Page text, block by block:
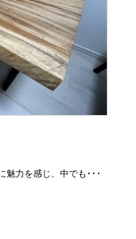
魅力を感じ、中でも･･･